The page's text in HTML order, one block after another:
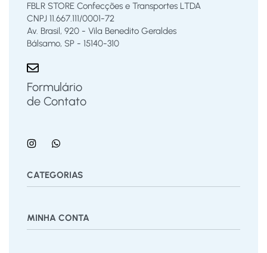
FBLR STORE Confecções e Transportes LTDA
CNPJ 11.667.111/0001-72
Av. Brasil, 920 - Vila Benedito Geraldes
Bálsamo, SP - 15140-310
Formulário
de Contato
CATEGORIAS
MINHA CONTA